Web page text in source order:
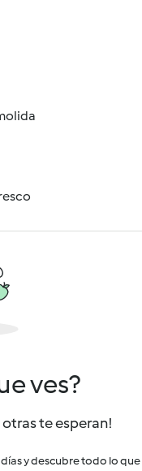
ves?
otras te esperan!
y descubre todo lo que